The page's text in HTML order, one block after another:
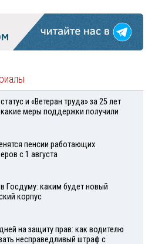
и «Ветеран труда» за 25 лет
меры поддержки получили
пенсии работающих
с 1 августа
Госдуму: каким будет новый
корпус
на защиту прав: как водителю
несправедливый штраф с